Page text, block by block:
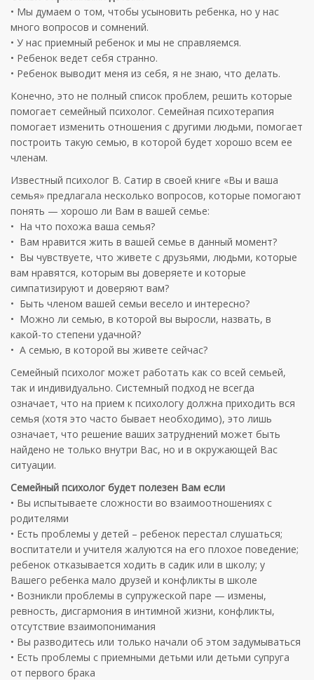
• Мы думаем о том, чтобы усыновить ребенка, но у нас
много вопросов и сомнений.
• У нас приемный ребенок и мы не справляемся.
• Ребенок ведет себя странно.
• Ребенок выводит меня из себя, я не знаю, что делать.
Конечно, это не полный список проблем, решить которые
помогает семейный психолог. Семейная психотерапия
помогает изменить отношения с другими людьми, помогает
построить такую семью, в которой будет хорошо всем ее
членам.
Известный психолог В. Сатир в своей книге «Вы и ваша
семья» предлагала несколько вопросов, которые помогают
понять — хорошо ли Вам в вашей семье:
• На что похожа ваша семья?
• Вам нравится жить в вашей семье в данный момент?
• Вы чувствуете, что живете с друзьями, людьми, которые
вам нравятся, которым вы доверяете и которые
симпатизируют и доверяют вам?
• Быть членом вашей семьи весело и интересно?
• Можно ли семью, в которой вы выросли, назвать, в
какой-то степени удачной?
• А семью, в которой вы живете сейчас?
Семейный психолог может работать как со всей семьей,
так и индивидуально. Системный подход не всегда
означает, что на прием к психологу должна приходить вся
семья (хотя это часто бывает необходимо), это лишь
означает, что решение ваших затруднений может быть
найдено не только внутри Вас, но и в окружающей Вас
ситуации.
Семейный психолог будет полезен Вам если
• Вы испытываете сложности во взаимоотношениях с
родителями
• Есть проблемы у детей – ребенок перестал слушаться;
воспитатели и учителя жалуются на его плохое поведение;
ребенок отказывается ходить в садик или в школу; у
Вашего ребенка мало друзей и конфликты в школе
• Возникли проблемы в супружеской паре — измены,
ревность, дисгармония в интимной жизни, конфликты,
отсутствие взаимопонимания
• Вы разводитесь или только начали об этом задумываться
• Есть проблемы с приемными детьми или детьми супруга
от первого брака